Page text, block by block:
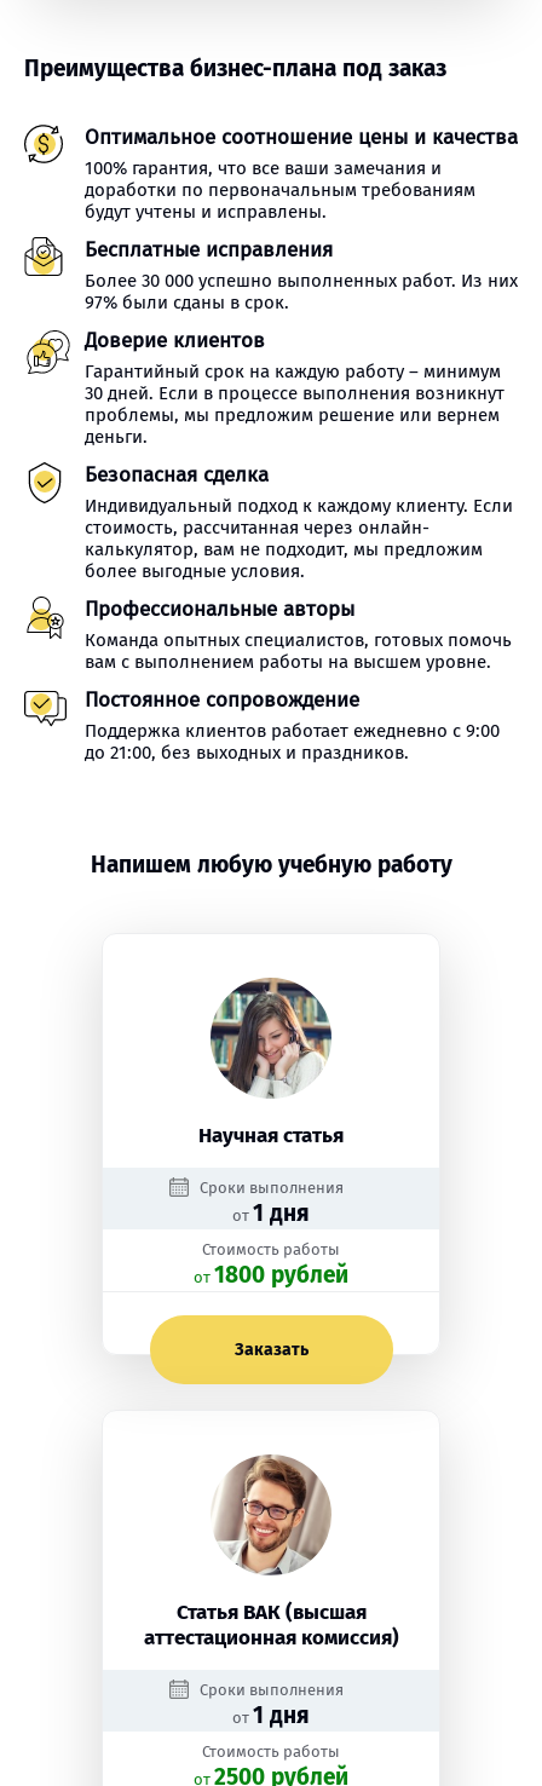
Преимущества бизнес-плана под заказ
Оптимальное соотношение цены и качества
100% гарантия, что все ваши замечания и
доработки по первоначальным требованиям
будут учтены и исправлены.
Бесплатные исправления
Более 30 000 успешно выполненных работ. Из них
97% были сданы в срок.
Доверие клиентов
Гарантийный срок на каждую работу – минимум
30 дней. Если в процессе выполнения возникнут
проблемы, мы предложим решение или вернем
деньги.
Безопасная сделка
Индивидуальный подход к каждому клиенту. Если
стоимость, рассчитанная через онлайн-
калькулятор, вам не подходит, мы предложим
более выгодные условия.
Профессиональные авторы
Команда опытных специалистов, готовых помочь
вам с выполнением работы на высшем уровне.
Постоянное сопровождение
Поддержка клиентов работает ежедневно с 9:00
до 21:00, без выходных и праздников.
Напишем любую учебную работу
Научная статья
Сроки выполнения
от 1 дня
Стоимость работы
oт 1800 рублей
Заказать
Статья ВАК (высшая
аттестационная комиссия)
Сроки выполнения
от 1 дня
Стоимость работы
oт 2500 рублей